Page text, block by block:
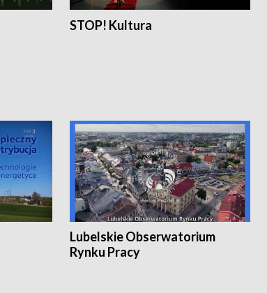
STOP! Kultura
Lubelskie Obserwatorium
Rynku Pracy